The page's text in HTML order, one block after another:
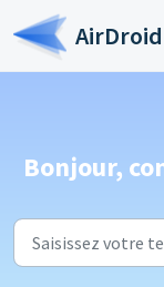
Passer au
Bonjour,